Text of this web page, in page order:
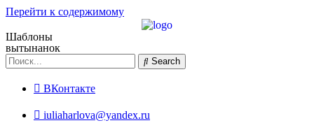
Перейти к содержимому
Шаблоны
вытынанок
Search
ВКонтакте
iuliaharlova@yandex.ru